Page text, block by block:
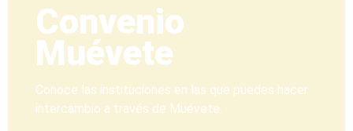
Convenio
Muévete
Conoce las instituciones en las que puedes hacer
intercambio a través de Muévete.